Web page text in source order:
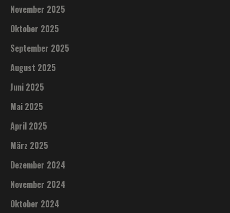
November 2025
Oktober 2025
September 2025
August 2025
Juni 2025
Mai 2025
April 2025
März 2025
Dezember 2024
November 2024
Oktober 2024